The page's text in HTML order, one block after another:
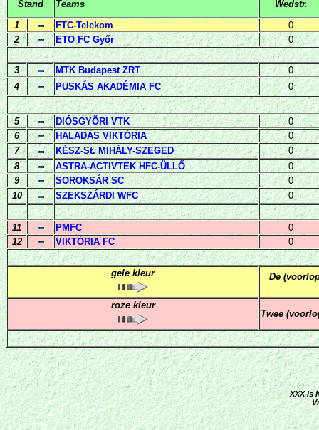
Stand Teams
Wedstr.
1
FTC-Telekom
0
2
ETO FC Győr 0
3 MTK Budapest ZRT
0
4
PUSKÁS AKADÉMIA FC 0
5 DIÓSGYÕRI VTK
0
6
HALADÁS VIKTÓRIA
0
7
KÉSZ-St. MIHÁLY-SZEGED
0
8
ASTRA-ACTIVTEK HFC-ÜLLŐ
0
9
SOROKSÁR SC
0
10
SZEKSZÁRDI WFC 0
11 PMFC
0
12
VIKTÓRIA FC 0
gele kleur De
roze kleur
Twee
XXX is